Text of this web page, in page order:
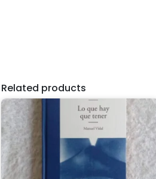
Related products